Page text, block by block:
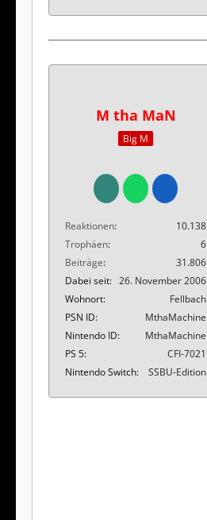
M tha MaN
Big M
Reaktionen
10.138
Trophäen
6
Beiträge
31.806
Dabei seit
26. November 2006
Wohnort
Fellbach
PSN ID
MthaMachine
Nintendo ID
MthaMachine
PS 5
CFI-7021
Nintendo Switch
SSBU-Edition